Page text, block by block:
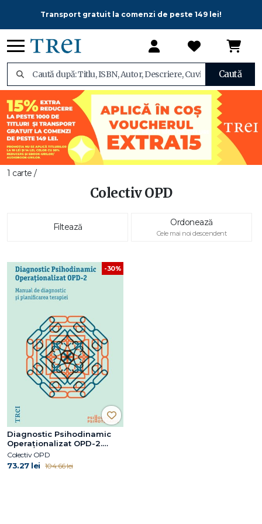
Transport gratuit la comenzi de peste 149 lei!
Caută
1 carte /
Colectiv OPD
Filtează Ordonează
Cele mai noi descendent
-30%
Diagnostic Psihodinamic
Operaţionalizat OPD-2.
Manual de diagnostic şi
planificarea terapiei
Colectiv OPD
73.27 lei 104.66 lei